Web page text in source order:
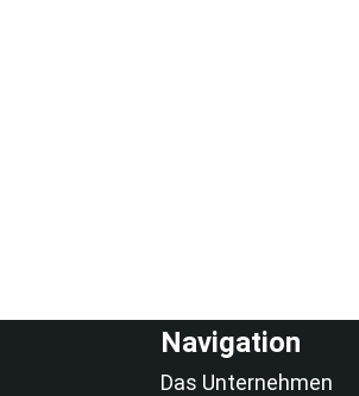
Navigation
Das Unternehmen